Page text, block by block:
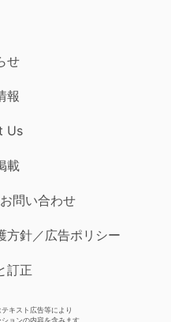
せ
報
Us
載
問い合わせ
方針／広告ポリシー
訂正
キスト広告等により
ョンの内容を含みます。